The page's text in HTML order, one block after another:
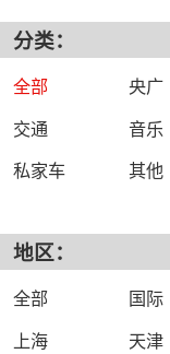
分类：
全部 央广
交通
音乐
私家车
其他
外语
农村
戏曲
健康
生活
地区：
全部 国际
上海
天津